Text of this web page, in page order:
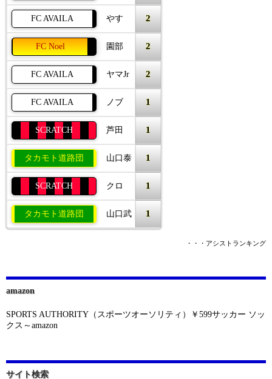
FC AVAILA やす 2
FC Noel 園部 2
FC AVAILA ヤマJr 2
FC AVAILA ノブ 1
SCRATCH 芦田 1
タカモト道路団 山口泰 1
SCRATCH クロ 1
タカモト道路団 山口武 1
・・・アシストランキング
amazon
SPORTS AUTHORITY（スポーツオーソリティ）￥599サッカー ソッ
クス～amazon
サイト検索